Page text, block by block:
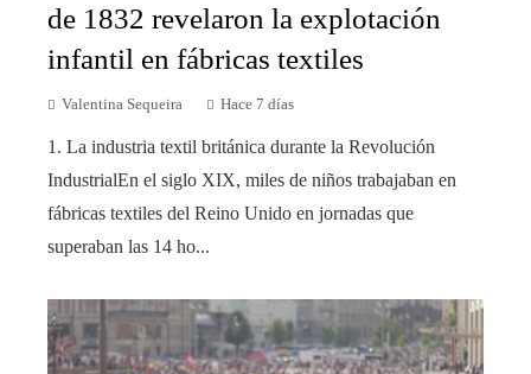
de 1832 revelaron la explotación
infantil en fábricas textiles
Valentina Sequeira Hace 7 días
1. La industria textil británica durante la Revolución
IndustrialEn el siglo XIX, miles de niños trabajaban en
fábricas textiles del Reino Unido en jornadas que
superaban las 14 ho...